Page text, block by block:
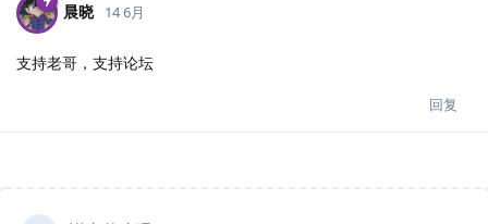
晨晓 14 6月
支持老哥，支持论坛
回复